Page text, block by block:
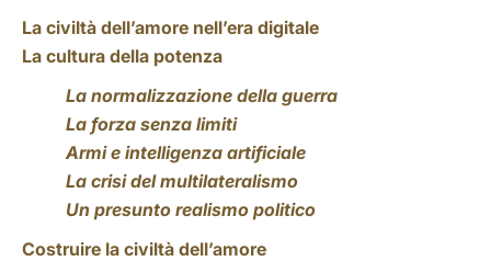
La civiltà dell’amore nell’era digitale
La cultura della potenza
La normalizzazione della guerra
La forza senza limiti
Armi e intelligenza artificiale
La crisi del multilateralismo
Un presunto realismo politico
Costruire la civiltà dell’amore